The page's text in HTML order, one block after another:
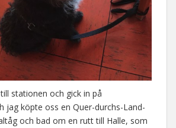
stationen och gick in på
jag köpte oss en Quer-durchs-Land-
och bad om en rutt till Halle, som